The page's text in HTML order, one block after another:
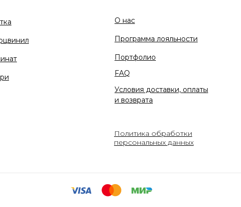
Политика обработки
персональных данных
О нас
Программа лояльности
Портфолио
Условия доставки, оплаты
и возврата
FAQ